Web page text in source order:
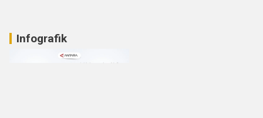
Infografik